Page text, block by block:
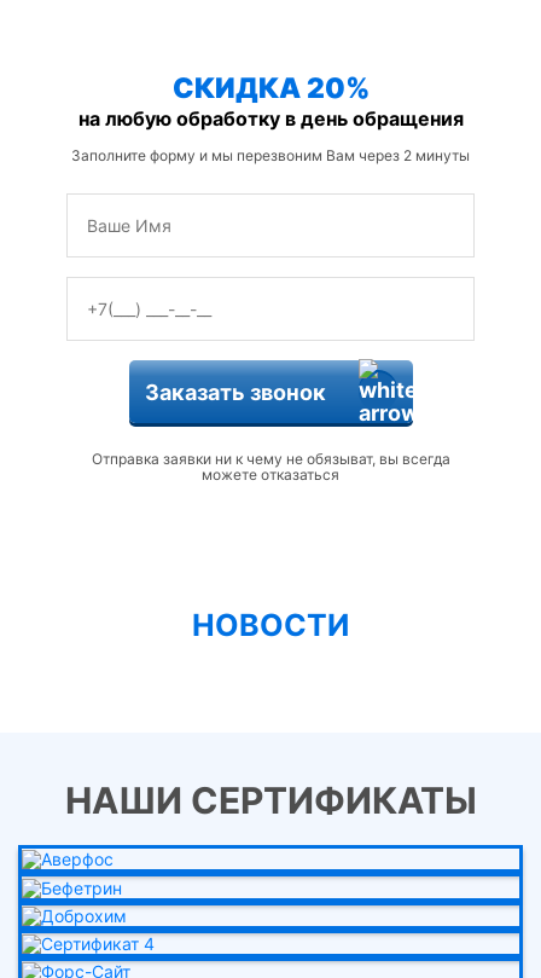
СКИДКА 20%
на любую обработку в день обращения
Заполните форму и мы перезвоним Вам через 2 минуты
Заказать звонок
Отправка заявки ни к чему не обязыват, вы всегда
можете отказаться
НОВОСТИ
НАШИ СЕРТИФИКАТЫ